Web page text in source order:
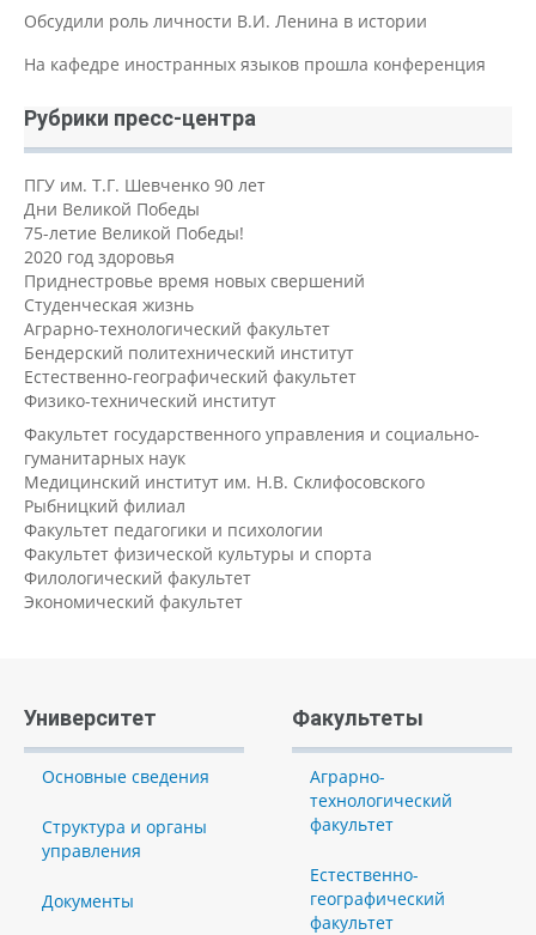
Обсудили роль личности В.И. Ленина в истории
На кафедре иностранных языков прошла конференция
Рубрики пресс-центра
ПГУ им. Т.Г. Шевченко 90 лет
Дни Великой Победы
75-летие Великой Победы!
2020 год здоровья
Приднестровье время новых свершений
Студенческая жизнь
Аграрно-технологический факультет
Бендерский политехнический институт
Естественно-географический факультет
Физико-технический институт
Факультет государственного управления и социально-
гуманитарных наук
Медицинский институт им. Н.В. Склифосовского
Рыбницкий филиал
Факультет педагогики и психологии
Факультет физической культуры и спорта
Филологический факультет
Экономический факультет
Университет
Основные сведения
Структура и органы
управления
Документы
Факультеты
Аграрно-
технологический
факультет
Естественно-
географический
факультет